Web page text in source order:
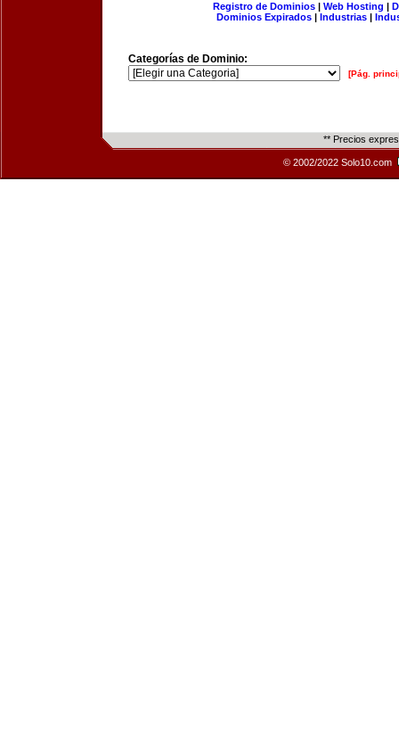
Registro de Dominios| Web Hosting |
Dominios Expirados | Industrias |
Categorías de Dominio:
[Pág.
** Precios
© 2002/2022 Solo10.com